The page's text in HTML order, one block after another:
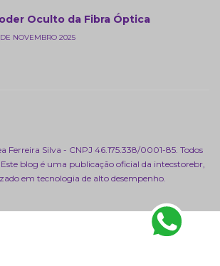
Oculto da Fibra Óptica
NOVEMBRO 2025
Ferreira Silva - CNPJ 46.175.338/0001-85. Todos
Este blog é uma publicação oficial da intecstorebr,
em tecnologia de alto desempenho.